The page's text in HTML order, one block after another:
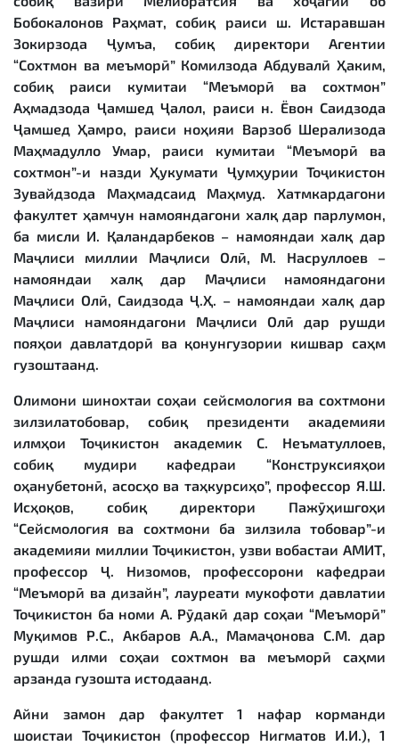
Бобокалонов Раҳмат, собиқ раиси ш. Истаравшан
Зокирзода Ҷумъа, собиқ директори Агентии
“Сохтмон ва меъморӣ” Комилзода Абдувалӣ Ҳаким,
собиқ раиси кумитаи “Меъморӣ ва сохтмон”
Аҳмадзода Ҷамшед Ҷалол, раиси н. Ёвон Саидзода
Ҷамшед Ҳамро, раиси ноҳияи Варзоб Шерализода
Маҳмадулло Умар, раиси кумитаи “Меъморӣ ва
сохтмон”-и назди Ҳукумати Ҷумҳурии Тоҷикистон
Зувайдзода Маҳмадсаид Маҳмуд. Хатмкардагони
факултет ҳамчун намояндагони халқ дар парлумон,
ба мисли И. Қаландарбеков – намояндаи халқ дар
Маҷлиси миллии Маҷлиси Олӣ, М. Насруллоев –
намояндаи халқ дар Маҷлиси намояндагони
Маҷлиси Олӣ, Саидзода Ҷ.Ҳ. – намояндаи халқ дар
Маҷлиси намояндагони Маҷлиси Олӣ дар рушди
пояҳои давлатдорӣ ва қонунгузории кишвар саҳм
гузоштаанд.
Олимони шинохтаи соҳаи сейсмология ва сохтмони
зилзилатобовар, собиқ президенти академияи
илмҳои Тоҷикистон академик С. Неъматуллоев,
собиқ мудири кафедраи “Конструксияҳои
оҳанубетонӣ, асосҳо ва таҳкурсиҳо”, профессор Я.Ш.
Исҳоқов, собиқ директори Пажӯҳишгоҳи
“Сейсмология ва сохтмони ба зилзила тобовар”-и
академияи миллии Тоҷикистон, узви вобастаи АМИТ,
профессор Ҷ. Низомов, профессорони кафедраи
“Меъморӣ ва дизайн”, лауреати мукофоти давлатии
Тоҷикистон ба номи А. Рӯдакӣ дар соҳаи “Меъморӣ”
Муқимов Р.С., Акбаров А.А., Мамаҷонова С.М. дар
рушди илми соҳаи сохтмон ва меъморӣ саҳми
арзанда гузошта истодаанд.
Айни замон дар факултет 1 нафар корманди
шоистаи Тоҷикистон (профессор Нигматов И.И.), 1